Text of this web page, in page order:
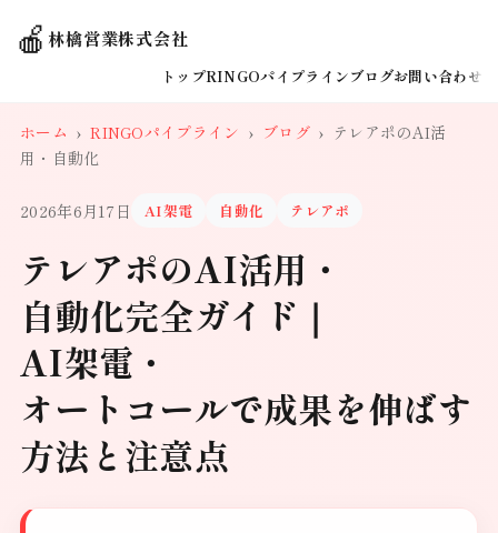
🍎林檎営業株式会社
トップRINGOパイプラインブログお問い合わせ
ホーム › RINGOパイプライン › ブログ › テレアポのAI活
用・自動化
2026年6月17日 AI架電 自動化 テレアポ
テレアポのAI活用・
自動化完全ガイド｜
AI架電・
オートコールで成果を伸ばす
方法と注意点